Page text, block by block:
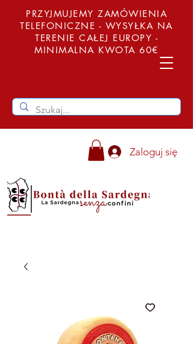
PRZYJMUJEMY ZAMÓWIENIA
TELEFONICZNE - WYSYŁKA NA
TERENIE CAŁEJ EUROPY -
MINIMALNA KWOTA 60€
Zaloguj się